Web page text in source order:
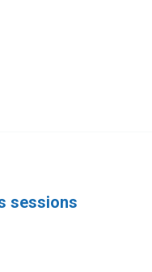
sessions